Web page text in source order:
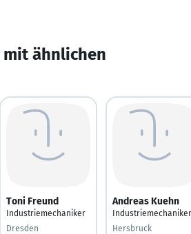
mit ähnlichen
Toni Freund
Industriemechaniker
Dresden
Andreas Kuehn
Industriemechaniker
Hersbruck